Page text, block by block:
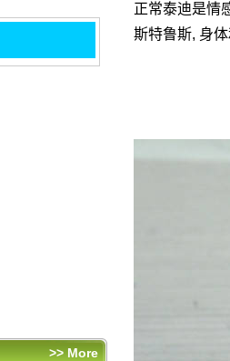
正常泰迪是情
斯特鲁斯, 身
>> More